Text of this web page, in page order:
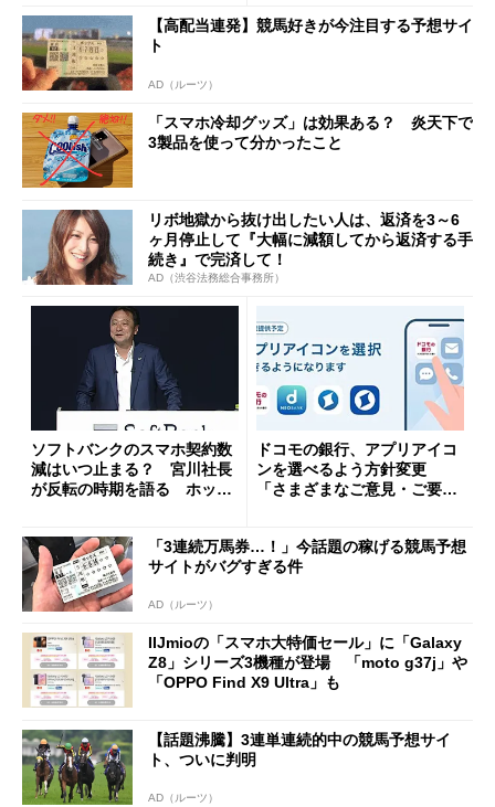
【高配当連発】競馬好きが今注目する予想サイ
ト
AD（ルーツ）
「スマホ冷却グッズ」は効果ある？ 炎天下で
3製品を使って分かったこと
リボ地獄から抜け出したい人は、返済を3～6
ヶ月停止して『大幅に減額してから返済する手
続き』で完済して！
AD（渋谷法務総合事務所）
ソフトバンクのスマホ契約数
減はいつ止まる？ 宮川社長
が反転の時期を語る ホッピ
ドコモの銀行、アプリアイコ
ンを選べるよう方針変更
「さまざまなご意見・ご要望
「3連続万馬券…！」今話題の稼げる競馬予想
サイトがバグすぎる件
AD（ルーツ）
IIJmioの「スマホ大特価セール」に「Galaxy
Z8」シリーズ3機種が登場 「moto g37j」や
「OPPO Find X9 Ultra」も
【話題沸騰】3連単連続的中の競馬予想サイ
ト、ついに判明
AD（ルーツ）